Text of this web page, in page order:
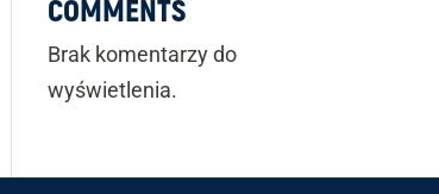
COMMENTS
Brak komentarzy do
wyświetlenia.